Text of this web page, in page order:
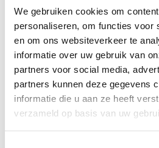
We gebruiken cookies om
personaliseren, om functies voor
en om ons websiteverkeer te
informatie over uw gebruik van
partners voor social media,
partners kunnen deze gegevens
informatie die u aan ze heeft
verzameld op basis van uw
Het resultaat was
Veel van de aanwezige
en waren vol bewondering.
Rondvaartboten die op de
hielden zelfs een stop ter
Op de een of andere manier
van dit schouwspel.